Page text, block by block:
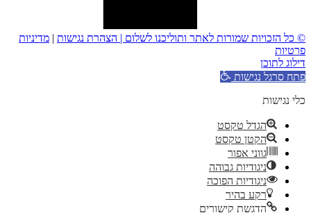
© כל הזכויות שמורות לאתר ותוליכנו לשלום | הצהרת נגישות | מדיניות
פרטיות
דילוג לתוכן
פתח סרגל נגישות
כלי נגישות
הגדל טקסט
הקטן טקסט
גווני אפור
ניגודיות גבוהה
ניגודיות הפוכה
רקע בהיר
הדגשת קישורים